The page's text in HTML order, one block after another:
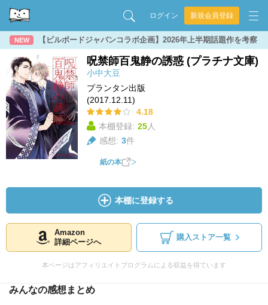
ログイン 新規会員登録
NEW 【ビルボードジャパンコラボ企画】2026年上半期話題作を考察
呪禁師百鬼静の誘惑 (プラチナ文庫)
小中大豆
プランタン出版
(2017.12.11)
4.18
本棚登録: 25人
感想: 3件
紙の本
本棚に登録する
Amazon
詳細ページへ
購入ストア一覧
本ページはアフィリエイトプログラムによる収益を得ています
みんなの感想まとめ